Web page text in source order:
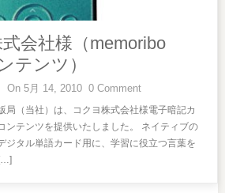
会社様（memoribo
テンツ）
On 5月 14, 2010 0 Comment
局（当社）は、コクヨ株式会社様電子暗記カ
ンテンツを提供いたしました。 ネイティブの
ジタル単語カード用に、学習に役立つ言葉を